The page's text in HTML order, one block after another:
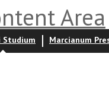
Area
Studium Marcianum